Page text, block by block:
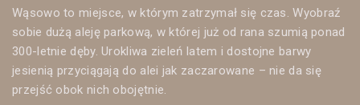
Wąsowo to miejsce, w którym zatrzymał się czas. Wyobraź
sobie dużą aleję parkową, w której już od rana szumią ponad
300-letnie dęby. Urokliwa zieleń latem i dostojne barwy
jesienią przyciągają do alei jak zaczarowane – nie da się
przejść obok nich obojętnie.